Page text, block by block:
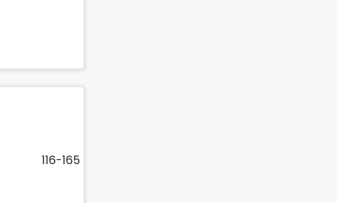
116-165